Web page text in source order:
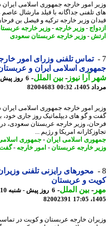
امور خارجه جمهوری اسلامی ایران در
تلفنی جداگانه با فیلد مارشال عاصم
وزیر خارجه ترکیه و فیصل بن فرحان
-وزیر خارجه-وزیر خارجه عربستان-
-وزیر خارجه عربستان سعودی
تماس تلفنی وزرای امور خارجه
اسلامی ایران و عربستان
آرا نیوز-بین الملل-
00:32
82004683
امور خارجه جمهوری اسلامی ایران در
و گو های دیپلماتیک روز جاری خود، با
وزیر خارجه عربستان سعودی، در
امریکا و رژیم ...
اسلامی ایران - جمهوری اسلامی-
خارجه عربستان-امور خارجه-گفت و
محورهای رایزنی تلفنی وزیران
و عربستان
-بین الملل-
6 روز پیش - شنبه
82002391
خارجه عربستان و کویت در تماسی